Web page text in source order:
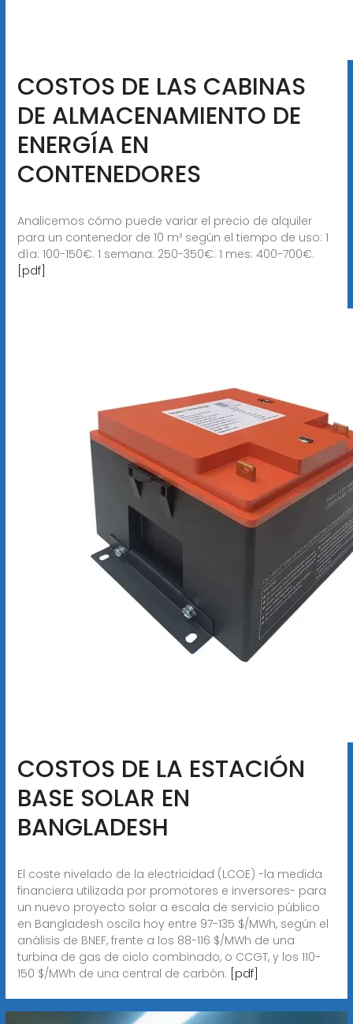
COSTOS DE LAS CABINAS
DE ALMACENAMIENTO DE
ENERGÍA EN
CONTENEDORES
Analicemos cómo puede variar el precio de alquiler
para un contenedor de 10 m³ según el tiempo de uso: 1
día: 100-150€. 1 semana: 250-350€. 1 mes: 400-700€.
[pdf]
COSTOS DE LA ESTACIÓN
BASE SOLAR EN
BANGLADESH
El coste nivelado de la electricidad (LCOE) -la medida
financiera utilizada por promotores e inversores- para
un nuevo proyecto solar a escala de servicio público
en Bangladesh oscila hoy entre 97-135 $/MWh, según el
análisis de BNEF, frente a los 88-116 $/MWh de una
turbina de gas de ciclo combinado, o CCGT, y los 110-
150 $/MWh de una central de carbón. [pdf]